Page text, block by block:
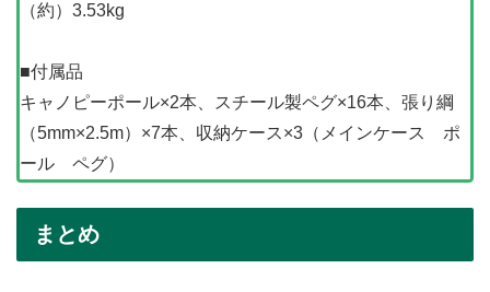
（約）3.53kg
■付属品
キャノピーポール×2本、スチール製ペグ×16本、張り綱
（5mm×2.5m）×7本、収納ケース×3（メインケース ポ
ール ペグ）
まとめ